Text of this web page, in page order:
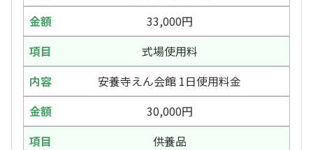
33,000円
式場使用料
安養寺えん会館 1日使用料金
30,000円
供養品